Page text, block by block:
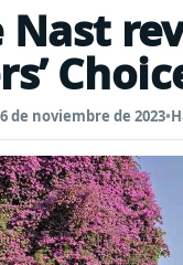
Nast
de noviembre de 2023•